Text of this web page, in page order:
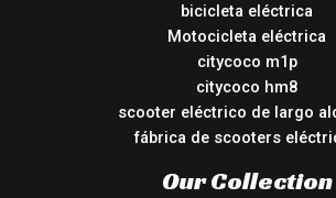
bicicleta eléctrica
Motocicleta eléctrica
citycoco m1p
citycoco hm8
scooter eléctrico de largo
fábrica de scooters
Our Collection